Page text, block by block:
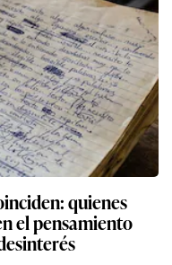
quienes
el pensamiento